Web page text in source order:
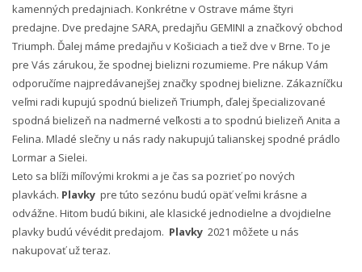
kamenných predajniach. Konkrétne v Ostrave máme štyri
predajne. Dve predajne SARA, predajňu GEMINI a značkový obchod
Triumph. Ďalej máme predajňu v Košiciach a tiež dve v Brne. To je
pre Vás zárukou, že spodnej bielizni rozumieme. Pre nákup Vám
odporučíme najpredávanejšej značky spodnej bielizne. Zákazníčku
veľmi radi kupujú spodnú bielizeň Triumph, ďalej špecializované
spodná bielizeň na nadmerné veľkosti a to spodnú bielizeň Anita a
Felina. Mladé slečny u nás rady nakupujú talianskej spodné prádlo
Lormar a Sielei.
Leto sa blíži míľovými krokmi a je čas sa pozrieť po nových
plavkách. Plavky pre túto sezónu budú opäť veľmi krásne a
odvážne. Hitom budú bikini, ale klasické jednodielne a dvojdielne
plavky budú vévédit predajom. Plavky 2021 môžete u nás
nakupovať už teraz.